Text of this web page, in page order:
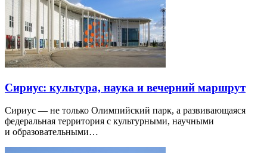
Сириус: культура, наука и вечерний маршрут
Сириус — не только Олимпийский парк, а развивающаяся
федеральная территория с культурными, научными
и образовательными…